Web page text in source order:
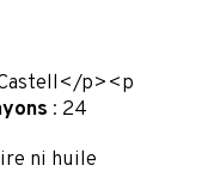
p><p
: 24
ni huile